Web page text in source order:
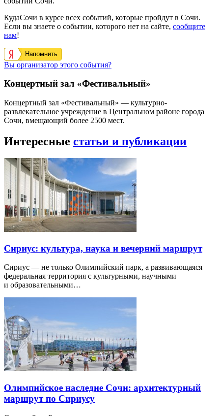
КудаСочи в курсе всех событий, которые пройдут в Сочи.
Если вы знаете о событии, которого нет на сайте, сообщите
нам!
Напомнить
Вы организатор этого события?
Концертный зал «Фестивальный»
Концертный зал «Фестивальный» — культурно-
развлекательное учреждение в Центральном районе города
Сочи, вмещающий более 2500 мест.
Интересные статьи и публикации
Сириус: культура, наука и вечерний маршрут
Сириус — не только Олимпийский парк, а развивающаяся
федеральная территория с культурными, научными
и образовательными…
Олимпийское наследие Сочи: архитектурный
маршрут по Сириусу